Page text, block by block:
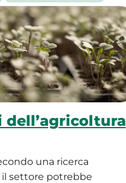
dell’agricoltura
una ricerca
settore potrebbe